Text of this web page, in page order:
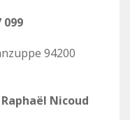
099
94200
Raphaël Nicoud